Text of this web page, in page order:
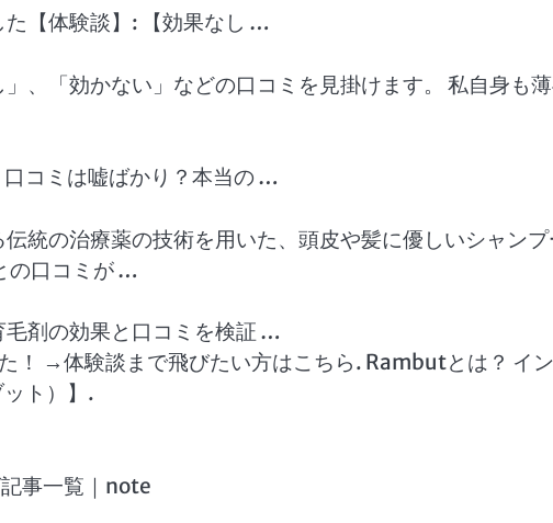
【体験談】: 【効果なし …
、「効かない」などの口コミを見掛けます。 私自身も
コミは嘘ばかり？本当の …
統の治療薬の技術を用いた、頭皮や髪に優しいシャン
の口コミが …
毛剤の効果と口コミを検証 …
！ →体験談まで飛びたい方はこちら. Rambutとは？ イ
ト）】.
事一覧｜note